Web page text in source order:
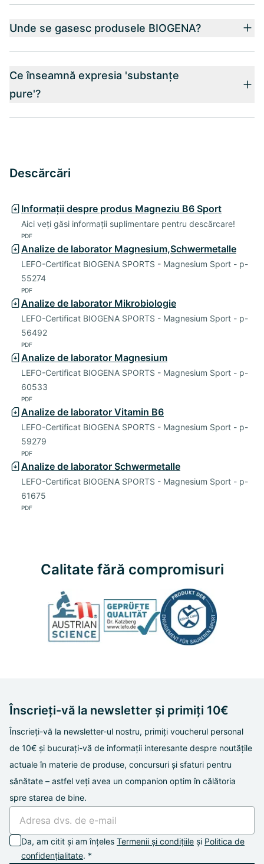
Unde se gasesc produsele BIOGENA?
Ce înseamnă expresia 'substanțe
pure'?
Descărcări
Informații despre produs Magneziu B6 Sport
Aici veți găsi informații suplimentare pentru descărcare!
PDF
Analize de laborator Magnesium,Schwermetalle
LEFO-Certificat BIOGENA SPORTS - Magnesium Sport - p-
55274
PDF
Analize de laborator Mikrobiologie
LEFO-Certificat BIOGENA SPORTS - Magnesium Sport - p-
56492
PDF
Analize de laborator Magnesium
LEFO-Certificat BIOGENA SPORTS - Magnesium Sport - p-
60533
PDF
Analize de laborator Vitamin B6
LEFO-Certificat BIOGENA SPORTS - Magnesium Sport - p-
59279
PDF
Analize de laborator Schwermetalle
LEFO-Certificat BIOGENA SPORTS - Magnesium Sport - p-
61675
PDF
Calitate fără compromisuri
Înscrieți-vă la newsletter și primiți 10€
Înscrieți-vă la newsletter-ul nostru, primiți voucherul personal
de 10€ și bucurați-vă de informații interesante despre noutățile
actuale în materie de produse, concursuri și sfaturi pentru
sănătate – astfel veți avea un companion optim în călătoria
spre starea de bine.
Da, am citit și am înțeles Termenii și condițiile și Politica de
confidențialitate. *